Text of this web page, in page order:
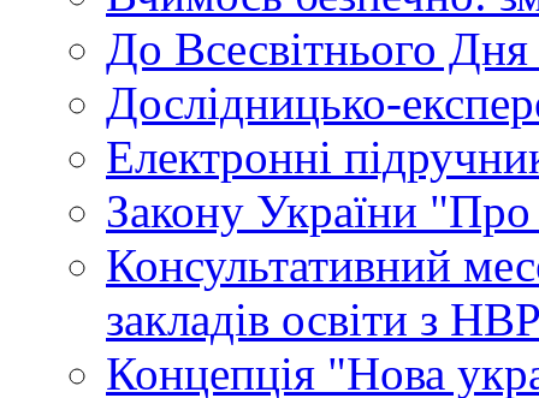
До Всесвітнього Дня
Дослідницько-
Електронні
Закону України "Про
Консультативний
закладів освіти з
Концепція "Нова